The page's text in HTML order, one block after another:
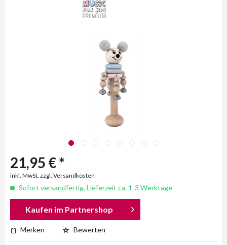
21,95 € *
inkl. MwSt. zzgl. Versandkosten
Sofort versandfertig, Lieferzeit ca. 1-3 Werktage
Kaufen im Partnershop
Merken Bewerten